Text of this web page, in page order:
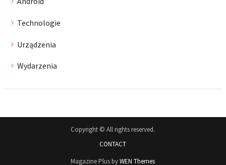
Technologie
Urządzenia
Wydarzenia
Copyright © All rights reserved.
CONTACT
Magazine Plus byWEN Themes